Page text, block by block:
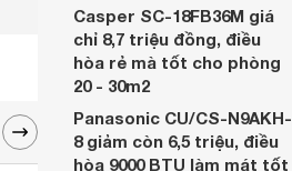
Casper SC-18FB36M giá
chỉ 8,7 triệu đồng, điều
hòa rẻ mà tốt cho phòng
20 - 30m2
Panasonic CU/CS-N9AKH-
8 giảm còn 6,5 triệu, điều
hòa 9000 BTU làm mát tốt